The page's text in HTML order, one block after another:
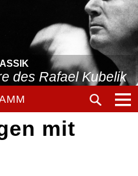
des Rafael Kubelik
mit